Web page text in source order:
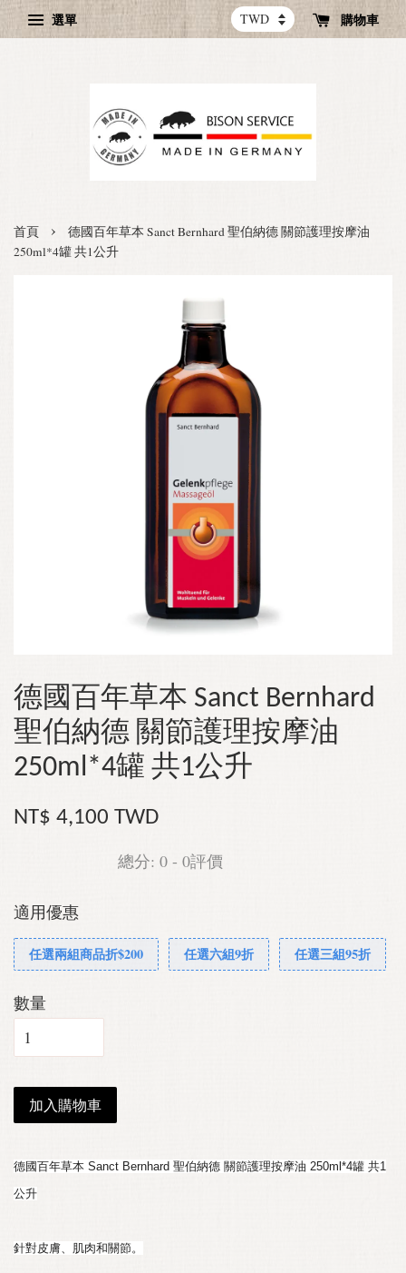
選單 購物車
首頁 ›
德國百年草本 Sanct Bernhard 聖伯納德 關節護理按摩油
250ml*4罐 共1公升
德國百年草本 Sanct Bernhard
聖伯納德 關節護理按摩油
250ml*4罐 共1公升
NT$ 4,100 TWD
總分: 0 - 0評價
適用優惠
任選兩組商品折$200 任選六組9折 任選三組95折
數量
加入購物車
德國百年草本 Sanct Bernhard 聖伯納德 關節護理按摩油 250ml*4罐 共1
公升
針對皮膚、肌肉和關節。